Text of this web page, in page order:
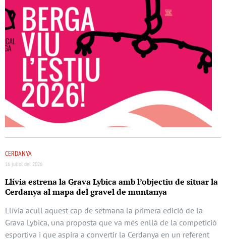
CERDANYA
16 juliol del 2026
Llívia estrena la Grava Lybica amb l’objectiu de situar la
Cerdanya al mapa del gravel de muntanya
Llívia acull aquest cap de setmana la primera edició de la
Grava Lybica, una proposta que va més enllà de la competició
esportiva i que aspira a convertir la Cerdanya en un referent